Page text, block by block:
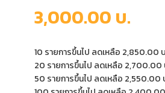
3,000.00 บ.
10 รายการขึ้นไป ลดเหลือ 2,850.00
20 รายการขึ้นไป ลดเหลือ 2,700.00
50 รายการขึ้นไป ลดเหลือ 2,550.00